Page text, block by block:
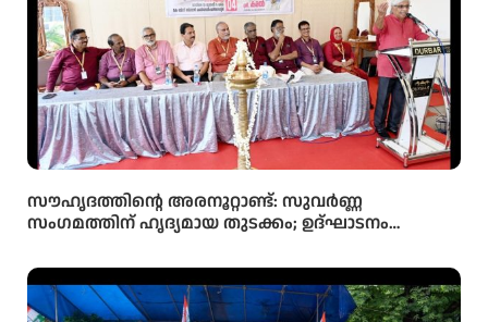
സൗഹൃദത്തിന്റെ അരനൂറ്റാണ്ട്: സുവർണ്ണ
സംഗമത്തിന് ഹൃദ്യമായ തുടക്കം; ഉദ്ഘാടനം